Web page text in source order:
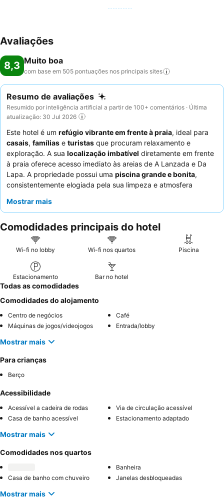
Avaliações
8,3 Muito boa
com base em 505 pontuações nos principais sites
Resumo de avaliações
Resumido por inteligência artificial a partir de 100+ comentários · Última
atualização: 30 Jul 2026
Este hotel é um refúgio vibrante em frente à praia, ideal para
casais, famílias e turistas que procuram relaxamento e
exploração. A sua localização imbatível diretamente em frente
à praia oferece acesso imediato às areias de A Lanzada e Da
Lapa. A propriedade possui uma piscina grande e bonita,
consistentemente elogiada pela sua limpeza e atmosfera
hóspedes elogiam consistentemente os
ofertas de pequeno-almoço. Para uma experiência mais
personalizada, considere solicitar um quarto com uma
pequena
varandapara desfrutar de vistas agradáveis.
Mostrar mais
Comodidades principais do hotel
Wi-fi no lobby Wi-fi nos quartos Piscina
Estacionamento Bar no hotel
Todas as comodidades
Comodidades do alojamento
Centro de negócios
Café
Máquinas de jogos/videojogos
Entrada/lobby
Mostrar mais
Para crianças
Berço
Acessibilidade
Acessível a cadeira de rodas
Via de circulação acessível
Casa de banho acessível
Estacionamento adaptado
Mostrar mais
Comodidades nos quartos
Banheira
Casa de banho com chuveiro
Janelas desbloqueadas
Mostrar mais